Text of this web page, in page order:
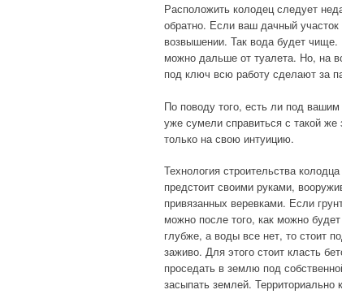
Расположить колодец следует
обратно. Если ваш дачный
возвышении. Так вода будет чище.
можно дальше от туалета. Но, на
под ключ всю работу сделают за
По поводу того, есть ли под
уже сумели справиться с такой
только на свою интуицию.
Технология строительства
предстоит своими руками,
привязанных веревками. Если
можно после того, как можно
глубже, а воды все нет, то стоит
заживо. Для этого стоит класть
проседать в землю под
засыпать землей.